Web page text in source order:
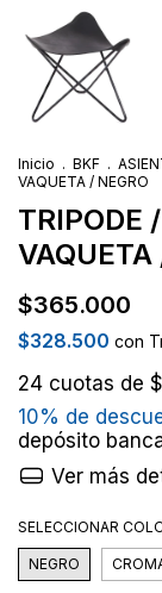
Inicio . BKF .
VAQUETA / NEGRO
TRIPODE
VAQUETA
$365.000
$328.500 con
24 cuotas de
10% de
depósito
Ver más
SELECCIONAR
NEGRO